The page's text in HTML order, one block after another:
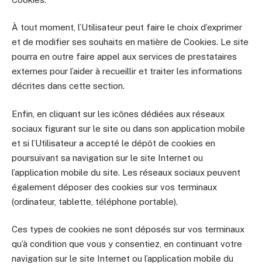
À tout moment, l’Utilisateur peut faire le choix d’exprimer
et de modifier ses souhaits en matière de Cookies. Le site
pourra en outre faire appel aux services de prestataires
externes pour l’aider à recueillir et traiter les informations
décrites dans cette section.
Enfin, en cliquant sur les icônes dédiées aux réseaux
sociaux figurant sur le site ou dans son application mobile
et si l’Utilisateur a accepté le dépôt de cookies en
poursuivant sa navigation sur le site Internet ou
l’application mobile du site. Les réseaux sociaux peuvent
également déposer des cookies sur vos terminaux
(ordinateur, tablette, téléphone portable).
Ces types de cookies ne sont déposés sur vos terminaux
qu’à condition que vous y consentiez, en continuant votre
navigation sur le site Internet ou l’application mobile du